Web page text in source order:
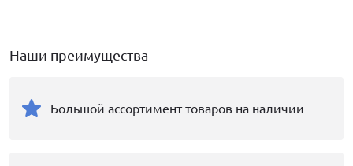
Наши преимущества
Большой ассортимент товаров на наличии